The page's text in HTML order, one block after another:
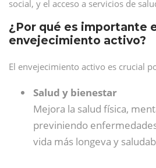
social, y el acceso a servicios de
¿Por qué es importante
envejecimiento activo?
El envejecimiento activo es crucial
Salud y bienestar
Mejora la salud física,
previniendo
vida más longeva y